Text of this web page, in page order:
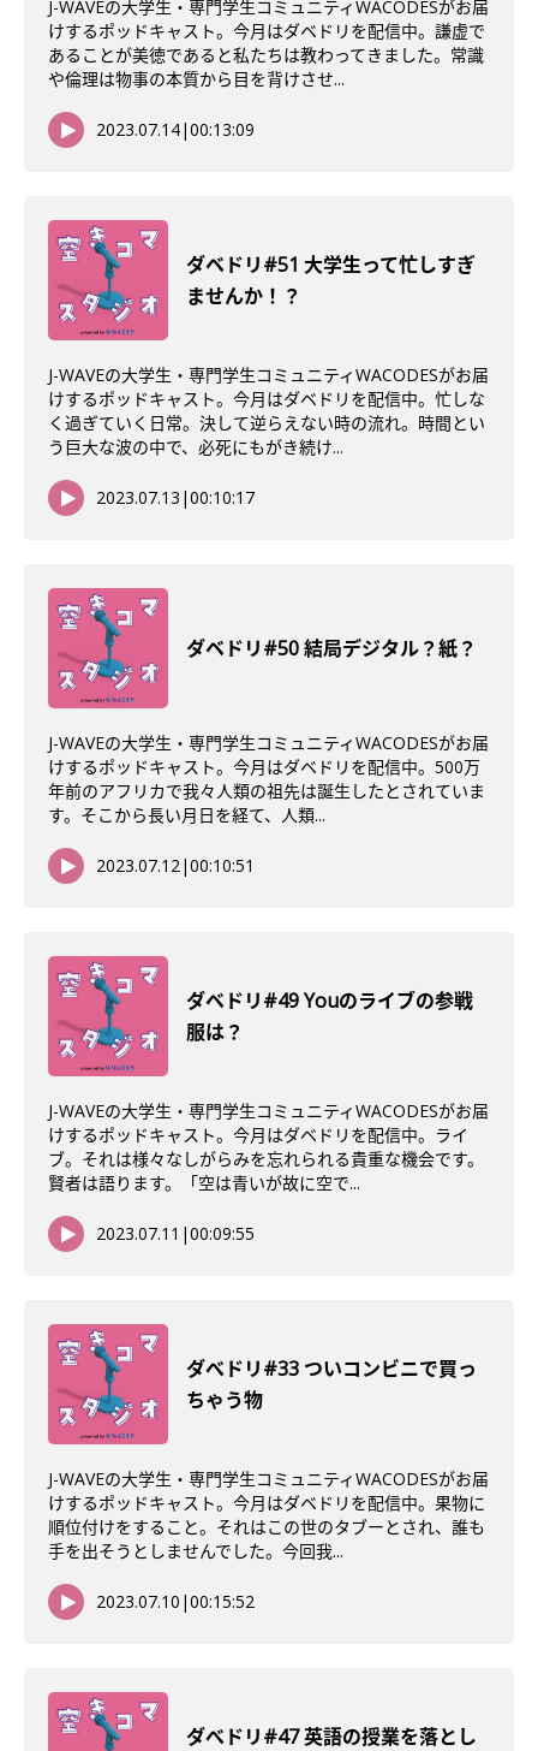
J-WAVEの大学生・専門学生コミュニティWACODESがお届
けするポッドキャスト。今月はダベドリを配信中。謙虚で
あることが美徳であると私たちは教わってきました。常識
や倫理は物事の本質から目を背けさせ...
2023.07.14|00:13:09
ダベドリ#51 大学生って忙しすぎ
ませんか！？
J-WAVEの大学生・専門学生コミュニティWACODESがお届
けするポッドキャスト。今月はダベドリを配信中。忙しな
く過ぎていく日常。決して逆らえない時の流れ。時間とい
う巨大な波の中で、必死にもがき続け...
2023.07.13 |00:10:17
ダベドリ#50 結局デジタル？紙？
J-WAVEの大学生・専門学生コミュニティWACODESがお届
けするポッドキャスト。今月はダベドリを配信中。500万
年前のアフリカで我々人類の祖先は誕生したとされていま
す。そこから長い月日を経て、人類...
2023.07.12|00:10:51
ダベドリ#49 Youのライブの参戦
服は？
J-WAVEの大学生・専門学生コミュニティWACODESがお届
けするポッドキャスト。今月はダベドリを配信中。ライ
ブ。それは様々なしがらみを忘れられる貴重な機会です。
賢者は語ります。「空は青いが故に空で...
2023.07.11 |00:09:55
ダべドリ#33 ついコンビニで買っ
ちゃう物
J-WAVEの大学生・専門学生コミュニティWACODESがお届
けするポッドキャスト。今月はダベドリを配信中。果物に
順位付けをすること。それはこの世のタブーとされ、誰も
手を出そうとしませんでした。今回我...
2023.07.10 |00:15:52
ダべドリ#47 英語の授業を落とし